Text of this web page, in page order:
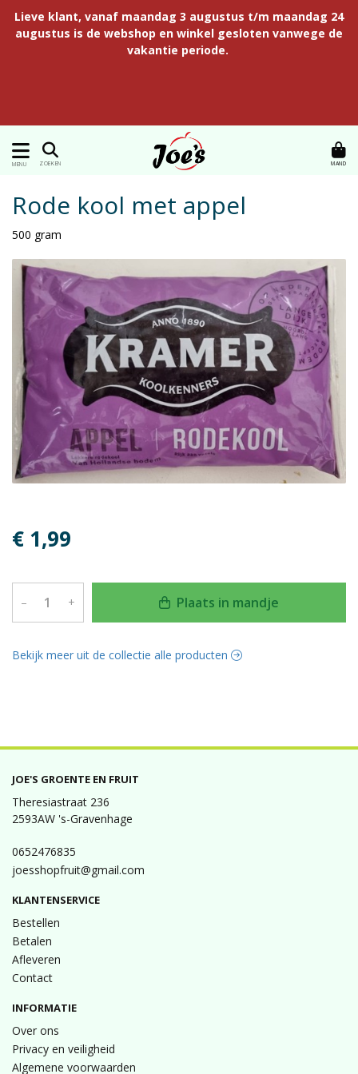
Lieve klant, vanaf maandag 3 augustus t/m maandag 24
augustus is de webshop en winkel gesloten vanwege de
vakantie periode.
MENU ZOEKEN MAND
Rode kool met appel
500 gram
€ 1,99
– + Plaats in mandje
Bekijk meer uit de collectie alle producten
JOE'S GROENTE EN FRUIT
Theresiastraat 236
2593AW 's-Gravenhage
0652476835
joesshopfruit@gmail.com
KLANTENSERVICE
Bestellen
Betalen
Afleveren
Contact
INFORMATIE
Over ons
Privacy en veiligheid
Algemene voorwaarden